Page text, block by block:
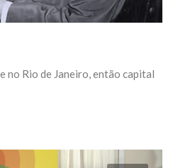
no Rio de Janeiro, então capital